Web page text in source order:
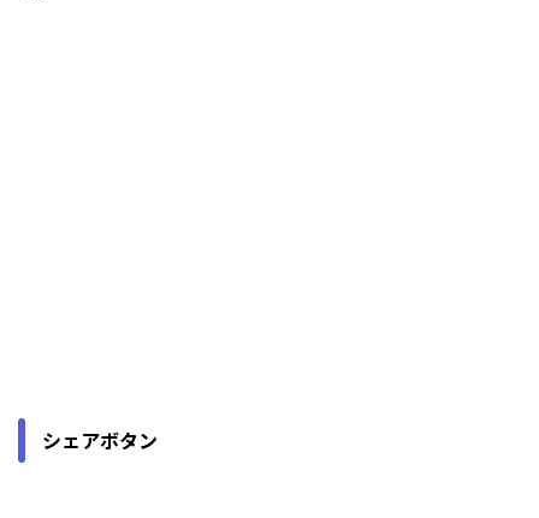
シェアボタン